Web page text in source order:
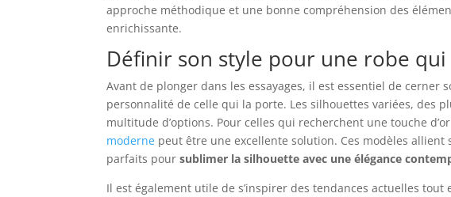
approche méthodique et une bonne compréhension des
enrichissante.
Définir son style pour une robe
Avant de plonger dans les essayages, il est essentiel de cerner
personnalité de celle qui la porte. Les silhouettes variées, des
multitude d’options. Pour celles qui recherchent une touche
moderne peut être une excellente solution. Ces modèles
parfaits poursublimer la silhouette avec une élégance
Il est également utile de s’inspirer des tendances actuelles tout